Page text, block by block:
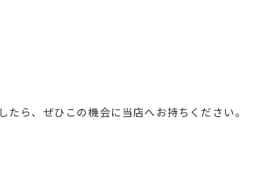
ら、ぜひこの機会に当店へお持ちください。